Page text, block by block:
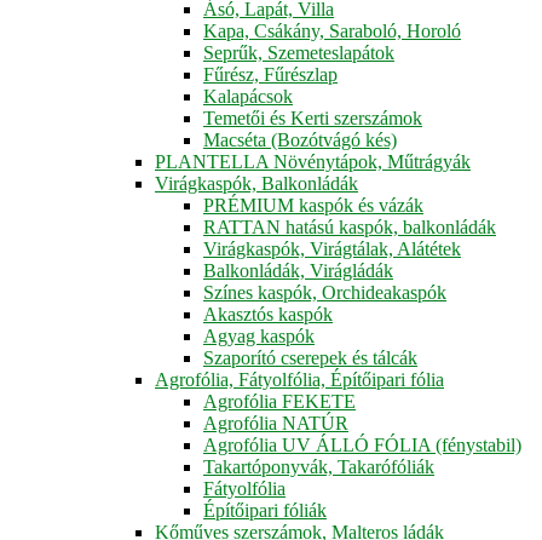
Ásó, Lapát, Villa
Kapa, Csákány, Saraboló, Horoló
Seprűk, Szemeteslapátok
Fűrész, Fűrészlap
Kalapácsok
Temetői és Kerti szerszámok
Macséta (Bozótvágó kés)
PLANTELLA Növénytápok, Műtrágyák
Virágkaspók, Balkonládák
PRÉMIUM kaspók és vázák
RATTAN hatású kaspók, balkonládák
Virágkaspók, Virágtálak, Alátétek
Balkonládák, Virágládák
Színes kaspók, Orchideakaspók
Akasztós kaspók
Agyag kaspók
Szaporító cserepek és tálcák
Agrofólia, Fátyolfólia, Építőipari fólia
Agrofólia FEKETE
Agrofólia NATÚR
Agrofólia UV ÁLLÓ FÓLIA (fénystabil)
Takartóponyvák, Takarófóliák
Fátyolfólia
Építőipari fóliák
Kőműves szerszámok, Malteros ládák